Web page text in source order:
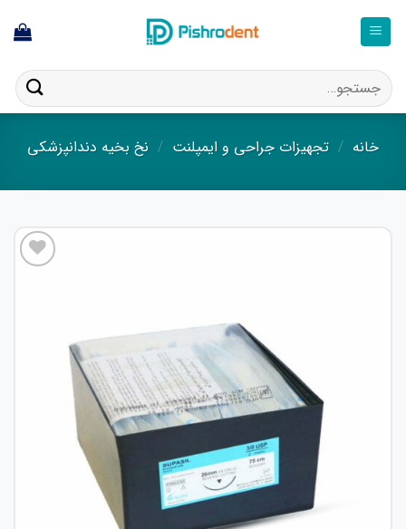
خانه / تجهیزات جراحی و ایمپلنت / نخ بخیه دندانپزشکی